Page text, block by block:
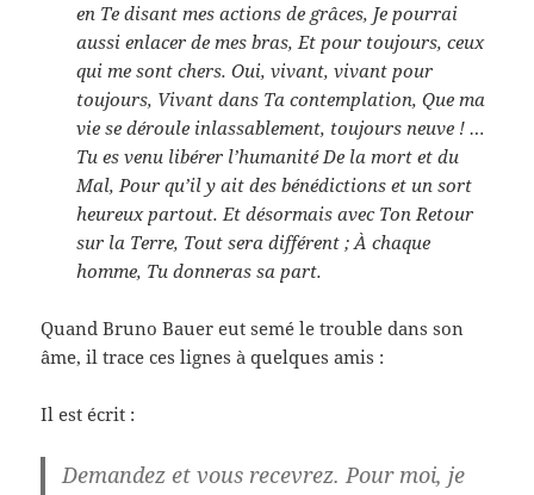
en Te disant mes actions de grâces, Je pourrai
aussi enlacer de mes bras, Et pour toujours, ceux
qui me sont chers. Oui, vivant, vivant pour
toujours, Vivant dans Ta contemplation, Que ma
vie se déroule inlassablement, toujours neuve ! …
Tu es venu libérer l’humanité De la mort et du
Mal, Pour qu’il y ait des bénédictions et un sort
heureux partout. Et désormais avec Ton Retour
sur la Terre, Tout sera différent ; À chaque
homme, Tu donneras sa part.
Quand Bruno Bauer eut semé le trouble dans son
âme, il trace ces lignes à quelques amis :
Il est écrit :
Demandez et vous recevrez. Pour moi, je